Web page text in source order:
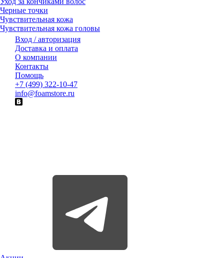
Черные точки
Чувствительная кожа
Чувствительная кожа головы
Вход / авторизация
Доставка и оплата
О компании
Контакты
Помощь
+7 (499) 322-10-47
info@foamstore.ru